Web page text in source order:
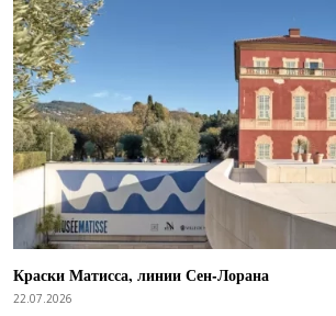
Краски Матисса, линии Сен-Лорана
22.07.2026